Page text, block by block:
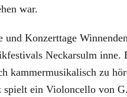
war.
Konzerttage
Neckarsulm
kammermusikalisch zu
ein Violoncello von